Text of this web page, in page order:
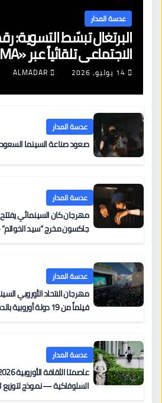
عدسة المدار
البرتغال تبسّط التسوية:
جديدة لتجديد الإقامات
14 يوليو، 2026 ALMADAR
عدسة المدار
صعود صناعة السينما
عدسة المدار
جاكسون مخرج “سيد
عدسة المدار
فيلماً من 19 دولة أوروبية بالدخول المجاني
عدسة المدار
السلوفاكية — نموذج لتوزيع